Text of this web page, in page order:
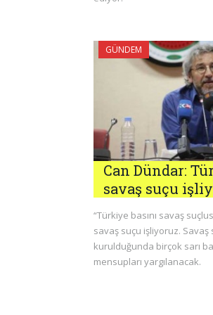
GÜNDEM
Can Dündar:
savaş suçu
“Türkiye basını savaş
savaş suçu işliyoruz. Savaş
kurulduğunda birçok sarı
mensupları yargılanacak.